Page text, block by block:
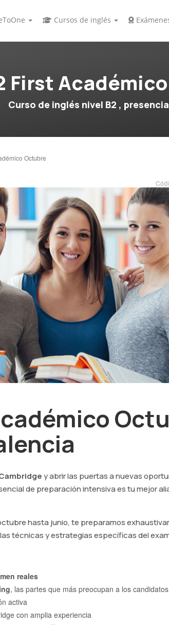
Cursos de inglés
First
Curso de inglés nivel B2 ,
Octubre
y abrir las puertas a nuevas
de preparación intensiva es tu mejor
hasta junio, te preparamos
técnicas y estrategias específicas del
reales
, las partes que más preocupan a los candidatos
activa
con amplia experiencia